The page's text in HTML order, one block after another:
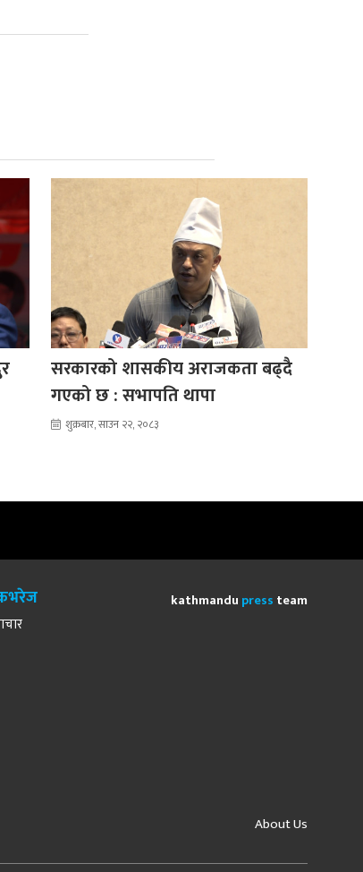
सरकारको शासकीय अराजकता बढ्दै
गएको छ : सभापति थापा
शुक्रबार, साउन २२, २०८३
kathmandu press team
About Us